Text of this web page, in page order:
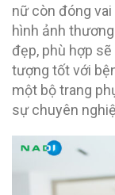
nữ còn đóng
hình ảnh
đẹp, phù hợp
tượng tốt với
một bộ trang
sự chuyên